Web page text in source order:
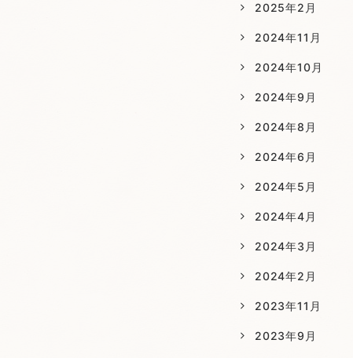
2025年2月
2024年11月
2024年10月
2024年9月
2024年8月
2024年6月
2024年5月
2024年4月
2024年3月
2024年2月
2023年11月
2023年9月